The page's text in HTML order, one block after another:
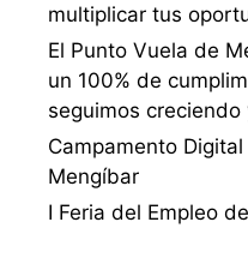
multiplicar tus
El Punto Vuela de
un 100% de
seguimos
Campamento
Mengíbar
I Feria del Empleo